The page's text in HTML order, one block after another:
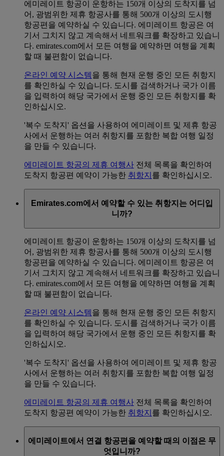
에미레이트 항공이 운항하는 150개 이상의 도착지를 넘
어, 광범위한 제휴 항공사를 통해 500개 이상의 도시행
항공편을 예약하실 수 있습니다. 에미레이트 항공은 여
기서 그치지 않고 계속해서 네트워크를 확장하고 있습니
다. emirates.com에서 모든 여행을 예약하면 여행을 계획
할 때 불편함이 없습니다.
온라인 예약 시스템을 통해 현재 운행 중인 모든 취항지
를 확인하실 수 있습니다. 도시를 검색하거나 국가 이름
을 입력하여 해당 국가에서 운행 중인 모든 취항지를 확
인하십시오.
'복수 도착지' 옵션을 사용하여 에미레이트 및 제휴 항공
사에서 운행하는 여러 취항지를 포함한 복합 여행 일정
을 만들 수 있습니다.
에미레이트 항공의 제휴 여행사 전체 목록을 확인하여
도착지 항공편 예약이 가능한 취항지 를 확인하십시오.
Emirates.com에서 예약할 수 있는 취항지는 어디입
니까?
에미레이트 항공이 운항하는 150개 이상의 도착지를 넘
어, 광범위한 제휴 항공사를 통해 500개 이상의 도시행
항공편을 예약하실 수 있습니다. 에미레이트 항공은 여
기서 그치지 않고 계속해서 네트워크를 확장하고 있습니
다. emirates.com에서 모든 여행을 예약하면 여행을 계획
할 때 불편함이 없습니다.
온라인 예약 시스템을 통해 현재 운행 중인 모든 취항지
를 확인하실 수 있습니다. 도시를 검색하거나 국가 이름
을 입력하여 해당 국가에서 운행 중인 모든 취항지를 확
인하십시오.
'복수 도착지' 옵션을 사용하여 에미레이트 및 제휴 항공
사에서 운행하는 여러 취항지를 포함한 복합 여행 일정
을 만들 수 있습니다.
에미레이트 항공의 제휴 여행사 전체 목록을 확인하여
도착지 항공편 예약이 가능한 취항지 를 확인하십시오.
에미레이트에서 연결 항공편을 예약할 때의 이점은 무
엇입니까?